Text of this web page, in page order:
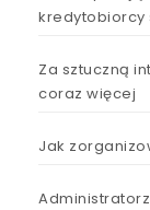
kredytobiorcy
Za sztuczną
coraz więcej
Jak